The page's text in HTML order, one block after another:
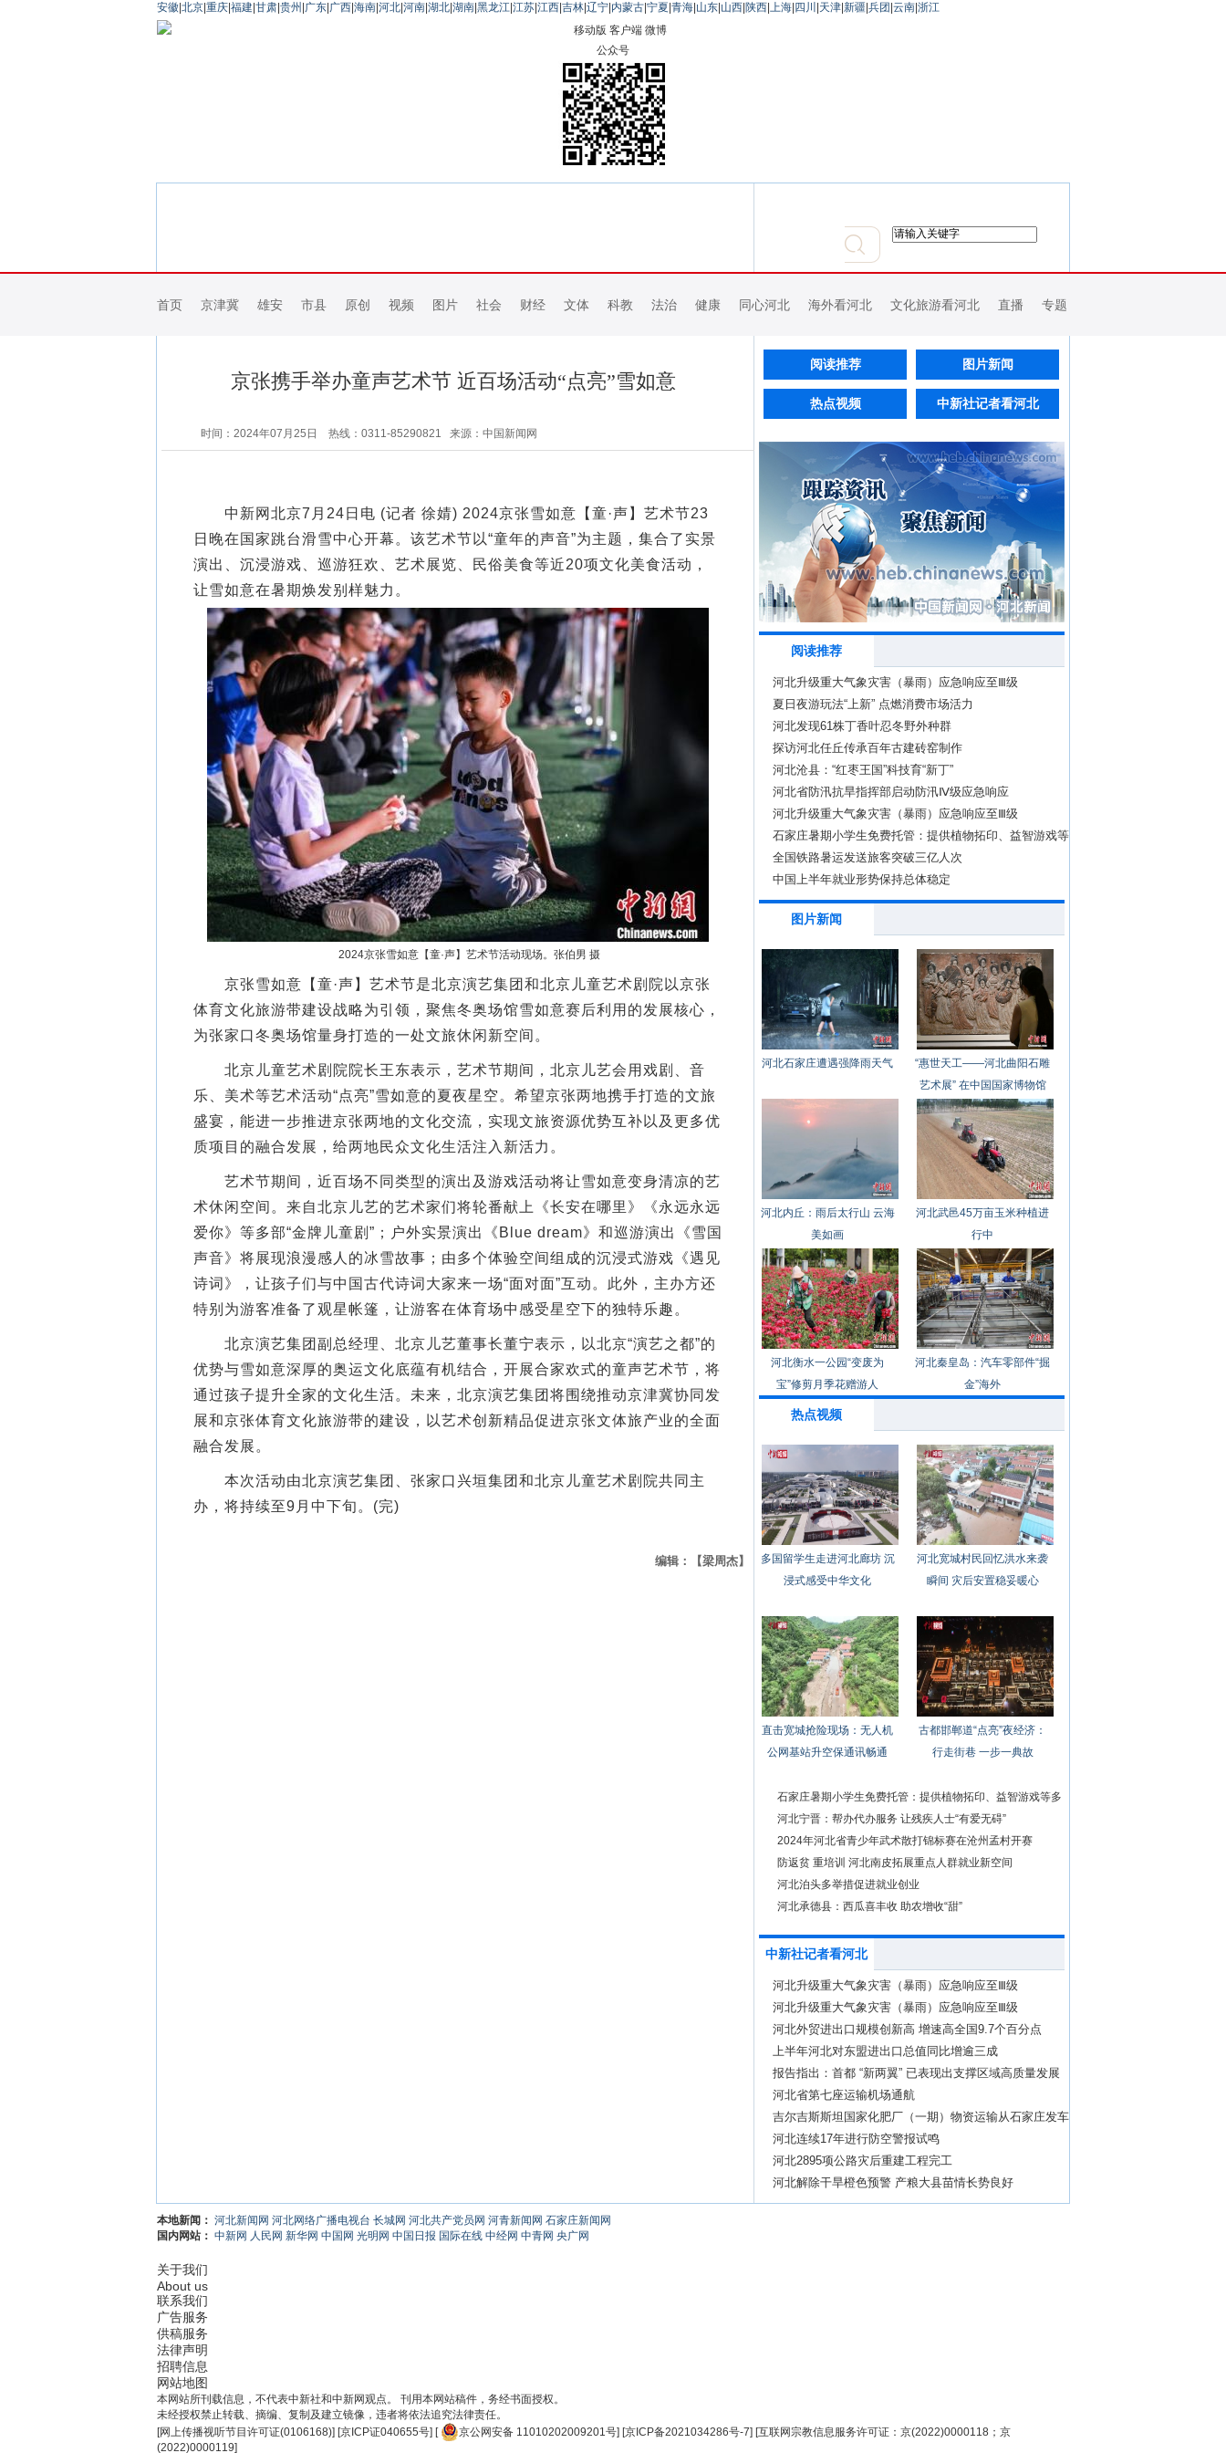
安徽 北京 重庆 福建 甘肃 贵州 广东 广西 海南 河北 河南 湖北 湖南 黑龙江 江苏 江西 吉林 辽宁 内蒙古 宁夏 青海 山东 山西 陕西 上海 四川 天津 新疆 兵团 云南 浙江
移动版 客户端 微博
公众号
首页 京津冀 雄安 市县 原创 视频 图片 社会 财经 文体 科教 法治 健康 同心河北 海外看河北 文化旅游看河北 直播 专题
京张携手举办童声艺术节 近百场活动“点亮”雪如意
时间：2024年07月25日 热线：0311-85290821 来源：中国新闻网
中新网北京7月24日电 (记者 徐婧) 2024京张雪如意【童·声】艺术节23
日晚在国家跳台滑雪中心开幕。该艺术节以“童年的声音”为主题，集合了实景
演出、沉浸游戏、巡游狂欢、艺术展览、民俗美食等近20项文化美食活动，
让雪如意在暑期焕发别样魅力。
2024京张雪如意【童·声】艺术节活动现场。张伯男 摄
京张雪如意【童·声】艺术节是北京演艺集团和北京儿童艺术剧院以京张
体育文化旅游带建设战略为引领，聚焦冬奥场馆雪如意赛后利用的发展核心，
为张家口冬奥场馆量身打造的一处文旅休闲新空间。
北京儿童艺术剧院院长王东表示，艺术节期间，北京儿艺会用戏剧、音
乐、美术等艺术活动“点亮”雪如意的夏夜星空。希望京张两地携手打造的文旅
盛宴，能进一步推进京张两地的文化交流，实现文旅资源优势互补以及更多优
质项目的融合发展，给两地民众文化生活注入新活力。
艺术节期间，近百场不同类型的演出及游戏活动将让雪如意变身清凉的艺
术休闲空间。来自北京儿艺的艺术家们将轮番献上《长安在哪里》《永远永远
爱你》等多部“金牌儿童剧”；户外实景演出《Blue dream》和巡游演出《雪国
声音》将展现浪漫感人的冰雪故事；由多个体验空间组成的沉浸式游戏《遇见
诗词》，让孩子们与中国古代诗词大家来一场“面对面”互动。此外，主办方还
特别为游客准备了观星帐篷，让游客在体育场中感受星空下的独特乐趣。
北京演艺集团副总经理、北京儿艺董事长董宁表示，以北京“演艺之都”的
优势与雪如意深厚的奥运文化底蕴有机结合，开展合家欢式的童声艺术节，将
通过孩子提升全家的文化生活。未来，北京演艺集团将围绕推动京津冀协同发
展和京张体育文化旅游带的建设，以艺术创新精品促进京张文体旅产业的全面
融合发展。
本次活动由北京演艺集团、张家口兴垣集团和北京儿童艺术剧院共同主
办，将持续至9月中下旬。(完)
编辑：【梁周杰】
阅读推荐 图片新闻
热点视频 中新社记者看河北
阅读推荐
河北升级重大气象灾害（暴雨）应急响应至Ⅲ级
夏日夜游玩法“上新” 点燃消费市场活力
河北发现61株丁香叶忍冬野外种群
探访河北任丘传承百年古建砖窑制作
河北沧县：“红枣王国”科技育“新丁”
河北省防汛抗旱指挥部启动防汛Ⅳ级应急响应
河北升级重大气象灾害（暴雨）应急响应至Ⅲ级
石家庄暑期小学生免费托管：提供植物拓印、益智游戏等
多项服务
全国铁路暑运发送旅客突破三亿人次
中国上半年就业形势保持总体稳定
图片新闻
河北石家庄遭遇强降雨天气
“惠世天工——河北曲阳石雕
艺术展” 在中国国家博物馆
开幕
河北内丘：雨后太行山 云海
美如画
河北武邑45万亩玉米种植进
行中
河北衡水一公园“变废为
宝”修剪月季花赠游人
河北秦皇岛：汽车零部件“掘
金”海外
热点视频
多国留学生走进河北廊坊 沉
浸式感受中华文化
河北宽城村民回忆洪水来袭
瞬间 灾后安置稳妥暖心
直击宽城抢险现场：无人机
公网基站升空保通讯畅通
古都邯郸道“点亮”夜经济：
行走街巷 一步一典故
石家庄暑期小学生免费托管：提供植物拓印、益智游戏等多
项服务
河北宁晋：帮办代办服务 让残疾人士“有爱无碍”
2024年河北省青少年武术散打锦标赛在沧州孟村开赛
防返贫 重培训 河北南皮拓展重点人群就业新空间
河北泊头多举措促进就业创业
河北承德县：西瓜喜丰收 助农增收“甜”
中新社记者看河北
河北升级重大气象灾害（暴雨）应急响应至Ⅲ级
河北升级重大气象灾害（暴雨）应急响应至Ⅲ级
河北外贸进出口规模创新高 增速高全国9.7个百分点
上半年河北对东盟进出口总值同比增逾三成
报告指出：首都 “新两翼” 已表现出支撑区域高质量发展
强劲势头
河北省第七座运输机场通航
吉尔吉斯斯坦国家化肥厂（一期）物资运输从石家庄发车
河北连续17年进行防空警报试鸣
河北2895项公路灾后重建工程完工
河北解除干旱橙色预警 产粮大县苗情长势良好
本地新闻： 河北新闻网 河北网络广播电视台 长城网 河北共产党员网 河青新闻网 石家庄新闻网
国内网站： 中新网 人民网 新华网 中国网 光明网 中国日报 国际在线 中经网 中青网 央广网
关于我们
About us
联系我们
广告服务
供稿服务
法律声明
招聘信息
网站地图
本网站所刊载信息，不代表中新社和中新网观点。 刊用本网站稿件，务经书面授权。
未经授权禁止转载、摘编、复制及建立镜像，违者将依法追究法律责任。
[网上传播视听节目许可证(0106168)] [京ICP证040655号] [ 京公网安备 11010202009201号] [京ICP备2021034286号-7] [互联网宗教信息服务许可证：京(2022)0000118；京
(2022)0000119]